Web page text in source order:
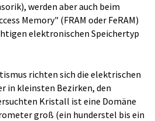
werden aber auch beim
Memory" (FRAM oder FeRAM)
elektronischen Speichertyp
richten sich die elektrischen
in kleinsten Bezirken, den
Kristall ist eine Domäne
groß (ein hunderstel bis ein